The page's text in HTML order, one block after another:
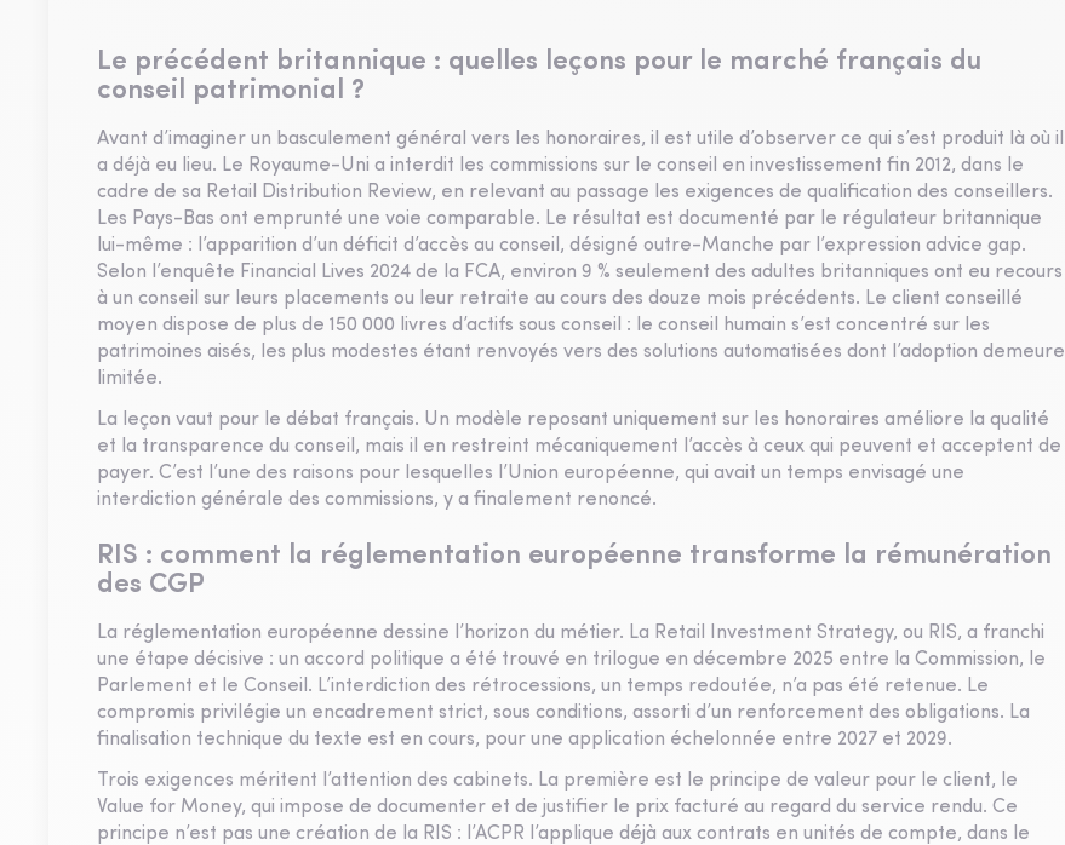
Le précédent britannique : quelles leçons pour le marché français du
conseil patrimonial ?
Avant d’imaginer un basculement général vers les honoraires, il est utile d’observer ce qui s’est produit là où il
a déjà eu lieu. Le Royaume-Uni a interdit les commissions sur le conseil en investissement fin 2012, dans le
cadre de sa Retail Distribution Review, en relevant au passage les exigences de qualification des conseillers.
Les Pays-Bas ont emprunté une voie comparable. Le résultat est documenté par le régulateur britannique
lui-même : l’apparition d’un déficit d’accès au conseil, désigné outre-Manche par l’expression advice gap.
Selon l’enquête Financial Lives 2024 de la FCA, environ 9 % seulement des adultes britanniques ont eu recours
à un conseil sur leurs placements ou leur retraite au cours des douze mois précédents. Le client conseillé
moyen dispose de plus de 150 000 livres d’actifs sous conseil : le conseil humain s’est concentré sur les
patrimoines aisés, les plus modestes étant renvoyés vers des solutions automatisées dont l’adoption demeure
limitée.
La leçon vaut pour le débat français. Un modèle reposant uniquement sur les honoraires améliore la qualité
et la transparence du conseil, mais il en restreint mécaniquement l’accès à ceux qui peuvent et acceptent de
payer. C’est l’une des raisons pour lesquelles l’Union européenne, qui avait un temps envisagé une
interdiction générale des commissions, y a finalement renoncé.
RIS : comment la réglementation européenne transforme la rémunération
des CGP
La réglementation européenne dessine l’horizon du métier. La Retail Investment Strategy, ou RIS, a franchi
une étape décisive : un accord politique a été trouvé en trilogue en décembre 2025 entre la Commission, le
Parlement et le Conseil. L’interdiction des rétrocessions, un temps redoutée, n’a pas été retenue. Le
compromis privilégie un encadrement strict, sous conditions, assorti d’un renforcement des obligations. La
finalisation technique du texte est en cours, pour une application échelonnée entre 2027 et 2029.
Trois exigences méritent l’attention des cabinets. La première est le principe de valeur pour le client, le
Value for Money, qui impose de documenter et de justifier le prix facturé au regard du service rendu. Ce
principe n’est pas une création de la RIS : l’ACPR l’applique déjà aux contrats en unités de compte, dans le